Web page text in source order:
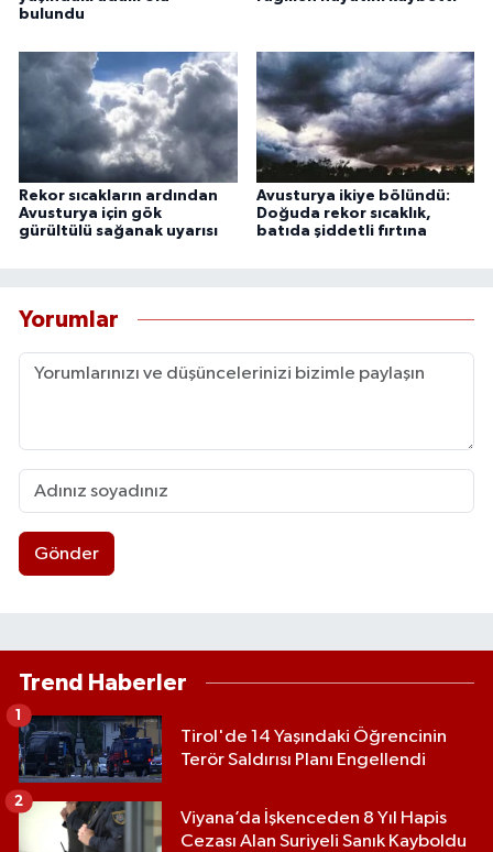
bulundu
Rekor sıcakların ardından
Avusturya için gök
gürültülü sağanak uyarısı
Avusturya ikiye bölündü:
Doğuda rekor sıcaklık,
batıda şiddetli fırtına
Yorumlar
Gönder
Trend Haberler
Tirol'de 14 Yaşındaki Öğrencinin
Terör Saldırısı Planı Engellendi
1
Viyana’da İşkenceden 8 Yıl Hapis
Cezası Alan Suriyeli Sanık Kayboldu
2